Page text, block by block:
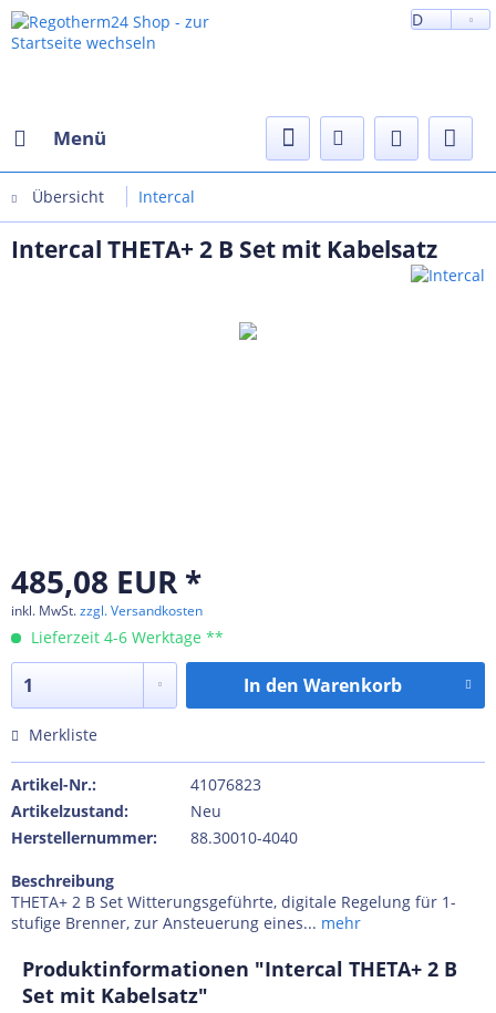
D
Menü
Übersicht Intercal
Intercal THETA+ 2 B Set mit Kabelsatz
485,08 EUR *
inkl. MwSt.zzgl. Versandkosten
Lieferzeit 4-6 Werktage **
In den Warenkorb
Merkliste
Artikel-Nr.:
41076823
Artikelzustand:
Neu
Herstellernummer:
88.30010-4040
Beschreibung
THETA+ 2 B Set Witterungsgeführte, digitale Regelung für 1-
stufige Brenner, zur Ansteuerung eines... mehr
Produktinformationen "Intercal THETA+ 2 B
Set mit Kabelsatz"